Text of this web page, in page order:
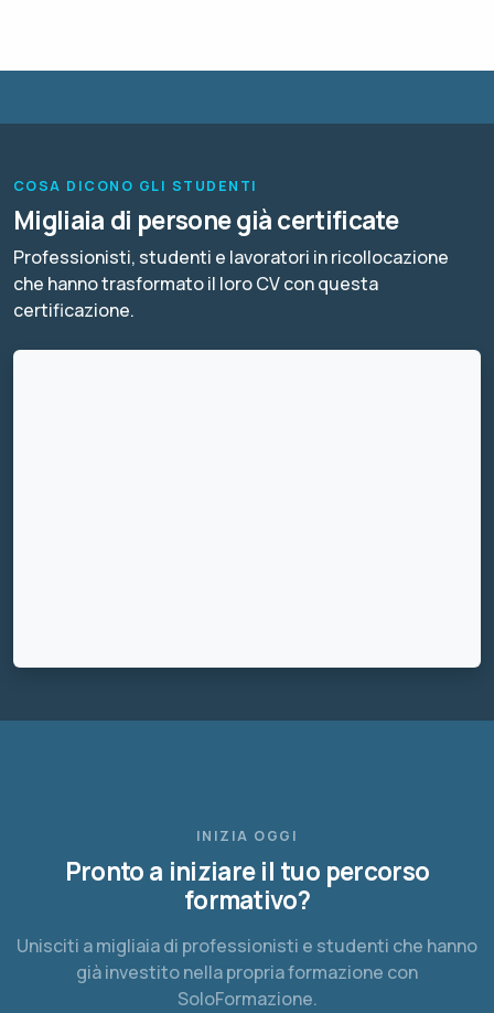
COSA DICONO GLI STUDENTI
Migliaia di persone già certificate
Professionisti, studenti e lavoratori in ricollocazione
che hanno trasformato il loro CV con questa
certificazione.
INIZIA OGGI
Pronto a iniziare il tuo percorso
formativo?
Unisciti a migliaia di professionisti e studenti che hanno
già investito nella propria formazione con
SoloFormazione.